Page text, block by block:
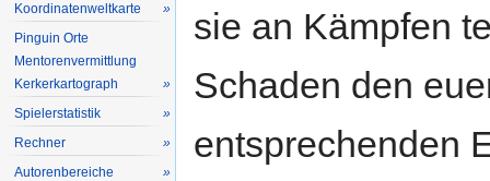
sie an Kämpfen
Schaden den
entsprechenden
Koordinatenweltkarte
»
Pinguin Orte
Mentorenvermittlung
Kerkerkartograph
»
Spielerstatistik
»
Rechner
»
Autorenbereiche
»